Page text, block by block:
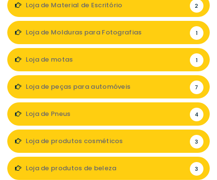
Loja de Material de Escritório 2
Loja de Molduras para Fotografias 1
Loja de motas 1
Loja de peças para automóveis 7
Loja de Pneus 4
Loja de produtos cosméticos 3
Loja de produtos de beleza 3